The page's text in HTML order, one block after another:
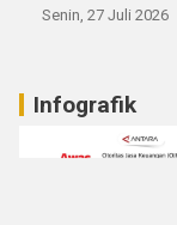
Senin, 27 Juli 2026
Infografik